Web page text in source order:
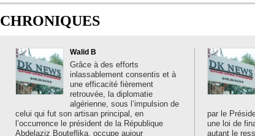
CHRONIQUES
Walid B
Grâce à des efforts
inlassablement consentis et à
une efficacité fièrement
retrouvée, la diplomatie
algérienne, sous l’impulsion de
celui qui fut son artisan principal, en
l’occurrence le président de la République
Abdelaziz Bouteflika, occupe aujour
par le
une loi de
autant le ress